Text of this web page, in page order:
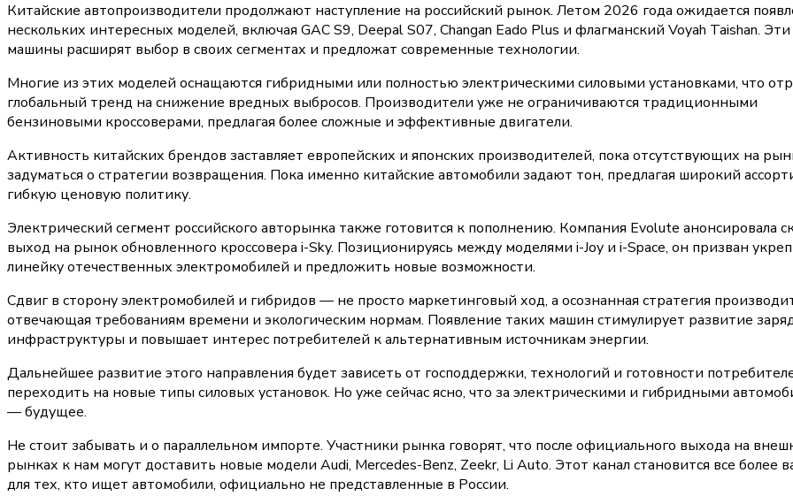
Китайские автопроизводители продолжают наступление на российский рынок. Летом 2026 года ожидается
нескольких интересных моделей, включая GAC S9, Deepal S07, Changan Eado Plus и флагманский Voyah Taishan. Эти
машины расширят выбор в своих сегментах и предложат современные технологии.
Многие из этих моделей оснащаются гибридными или полностью электрическими силовыми установками, что
глобальный тренд на снижение вредных выбросов. Производители уже не ограничиваются традиционными
бензиновыми кроссоверами, предлагая более сложные и эффективные двигатели.
Активность китайских брендов заставляет европейских и японских производителей, пока отсутствующих на
задуматься о стратегии возвращения. Пока именно китайские автомобили задают тон, предлагая широкий
гибкую ценовую политику.
Электрический сегмент российского авторынка также готовится к пополнению. Компания Evolute анонсировала
выход на рынок обновленного кроссовера i-Sky. Позиционируясь между моделями i-Joy и i-Space, он призван
линейку отечественных электромобилей и предложить новые возможности.
Сдвиг в сторону электромобилей и гибридов — не просто маркетинговый ход, а осознанная стратегия
отвечающая требованиям времени и экологическим нормам. Появление таких машин стимулирует развитие
инфраструктуры и повышает интерес потребителей к альтернативным источникам энергии.
Дальнейшее развитие этого направления будет зависеть от господдержки, технологий и готовности
переходить на новые типы силовых установок. Но уже сейчас ясно, что за электрическими и гибридными
— будущее.
Не стоит забывать и о параллельном импорте. Участники рынка говорят, что после официального выхода на
рынках к нам могут доставить новые модели Audi, Mercedes-Benz, Zeekr, Li Auto. Этот канал становится все более
для тех, кто ищет автомобили, официально не представленные в России.